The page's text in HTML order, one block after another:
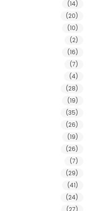
(14)
(20)
(10)
(2)
(16)
(7)
(4)
(28)
(19)
(35)
(26)
(19)
(26)
(7)
(29)
(41)
(24)